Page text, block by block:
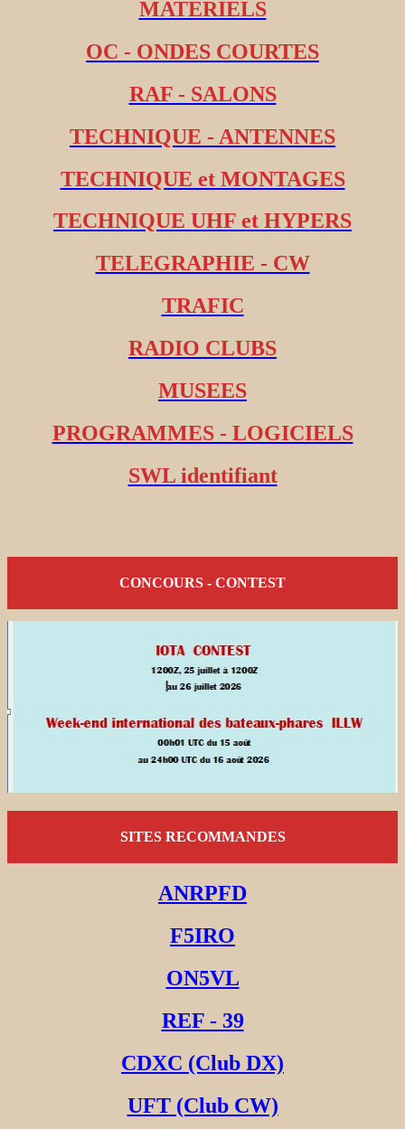
MATERIELS
OC - ONDES COURTES
RAF - SALONS
TECHNIQUE - ANTENNES
TECHNIQUE et MONTAGES
TECHNIQUE UHF et HYPERS
TELEGRAPHIE - CW
TRAFIC
RADIO CLUBS
MUSEES
PROGRAMMES - LOGICIELS
SWL identifiant
CONCOURS - CONTEST
SITES RECOMMANDES
ANRPFD
F5IRO
ON5VL
REF - 39
CDXC (Club DX)
UFT (Club CW)